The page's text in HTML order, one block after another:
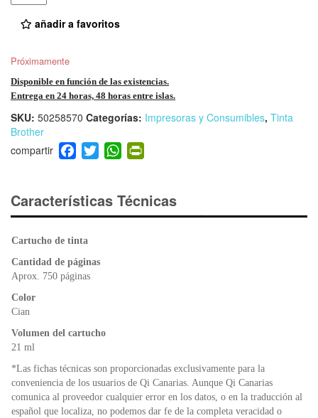
añadir a favoritos
Próximamente
Disponible en función de las existencias.
Entrega en 24 horas, 48 horas entre islas.
SKU: 50258570 Categorías: Impresoras y Consumibles, Tinta
Brother
F
a
e
b
o
o
k
T
wi
er
W
h
s
A
ri
e
Características Técnicas
Cartucho de tinta
Cantidad de páginas
Aprox. 750 páginas
Color
Cian
Volumen del cartucho
21 ml
*Las fichas técnicas son proporcionadas exclusivamente para la
conveniencia de los usuarios de Qi Canarias. Aunque Qi Canarias
comunica al proveedor cualquier error en los datos, o en la traducción al
español que localiza, no podemos dar fe de la completa veracidad o